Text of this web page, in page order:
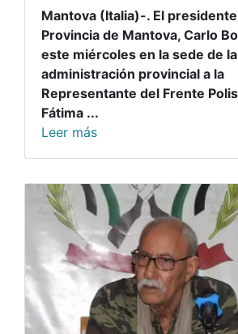
Mantova (Italia)-. El
Provincia de Mantova, Carlo
este miércoles en la sede de la
administración provincial a la
Representante del Frente
Fátima ...
Leer más